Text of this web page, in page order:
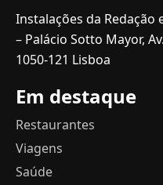
Instalações da Redação
– Palácio Sotto Mayor,
1050-121 Lisboa
Em destaque
Restaurantes
Viagens
Saúde